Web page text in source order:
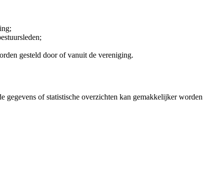
gesteld door of vanuit de vereniging.
gegevens of statistische overzichten kan gemakkelijker worden